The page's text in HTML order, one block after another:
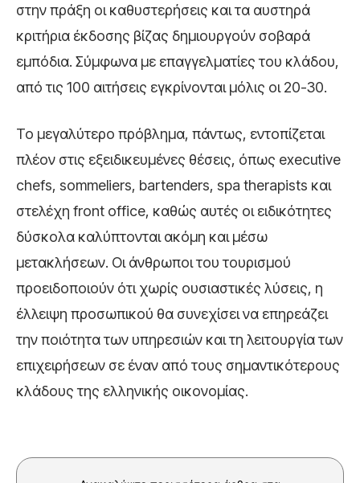
στην πράξη οι καθυστερήσεις και τα αυστηρά
κριτήρια έκδοσης βίζας δημιουργούν σοβαρά
εμπόδια. Σύμφωνα με επαγγελματίες του κλάδου,
από τις 100 αιτήσεις εγκρίνονται μόλις οι 20-30.
Το μεγαλύτερο πρόβλημα, πάντως, εντοπίζεται
πλέον στις εξειδικευμένες θέσεις, όπως executive
chefs, sommeliers, bartenders, spa therapists και
στελέχη front office, καθώς αυτές οι ειδικότητες
δύσκολα καλύπτονται ακόμη και μέσω
μετακλήσεων. Οι άνθρωποι του τουρισμού
προειδοποιούν ότι χωρίς ουσιαστικές λύσεις, η
έλλειψη προσωπικού θα συνεχίσει να επηρεάζει
την ποιότητα των υπηρεσιών και τη λειτουργία των
επιχειρήσεων σε έναν από τους σημαντικότερους
κλάδους της ελληνικής οικονομίας.